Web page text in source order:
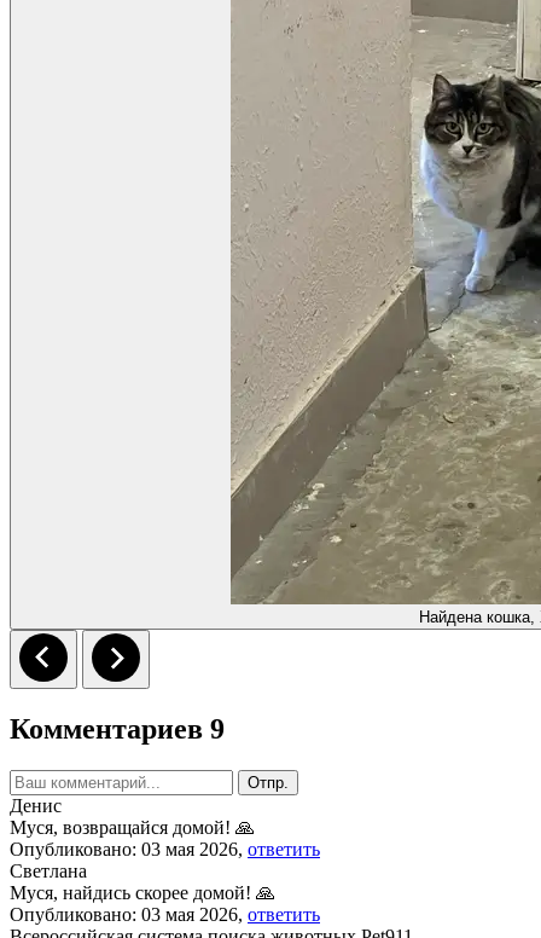
Найдена кошка,
Комментариев 9
Отпр.
Денис
Муся, возвращайся домой! 🙏
Опубликовано: 03 мая 2026, ответить
Светлана
Муся, найдись скорее домой! 🙏
Опубликовано: 03 мая 2026, ответить